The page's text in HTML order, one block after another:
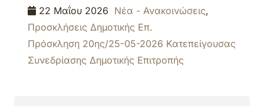
22 Μαΐου 2026 Νέα - Ανακοινώσεις,
Προσκλήσεις Δημοτικής Επ.
Πρόσκληση 20ης/25-05-2026 Κατεπείγουσας
Συνεδρίασης Δημοτικής Επιτροπής